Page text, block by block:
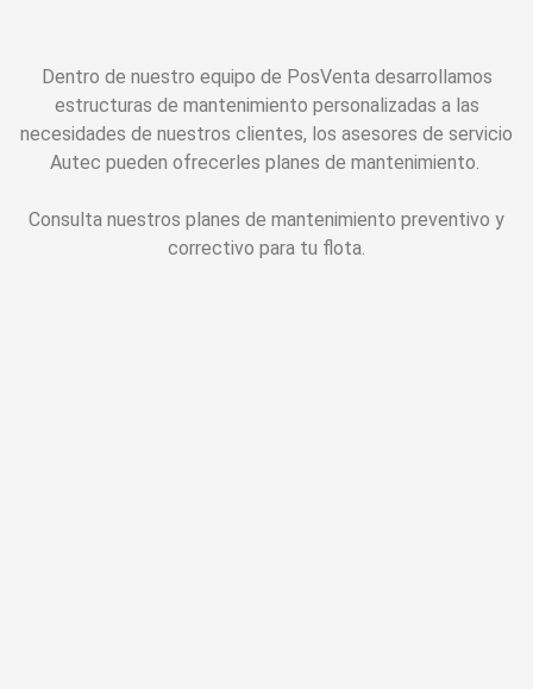
Dentro de nuestro equipo de PosVenta desarrollamos
estructuras de mantenimiento personalizadas a las
necesidades de nuestros clientes, los asesores de servicio
Autec pueden ofrecerles planes de mantenimiento.
Consulta nuestros planes de mantenimiento preventivo y
correctivo para tu flota.